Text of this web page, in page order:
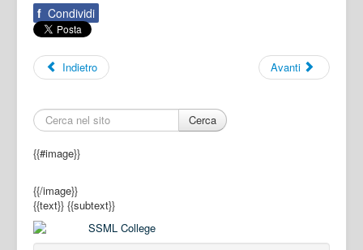
f Condividi
Indietro Avanti
Cerca
{{#image}}
{{/image}}
{{text}} {{subtext}}